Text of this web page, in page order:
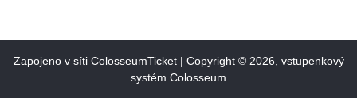
Zapojeno v síti ColosseumTicket| Copyright © 2026, vstupenkový
systém Colosseum